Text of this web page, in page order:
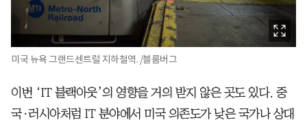
미국 뉴욕 그랜드센트럴 지하철역. /블룸버그
이번 ‘IT 블랙아웃’의 영향을 거의 받지 않은 곳도 있다. 중
국·러시아처럼 IT 분야에서 미국 의존도가 낮은 국가나 상대